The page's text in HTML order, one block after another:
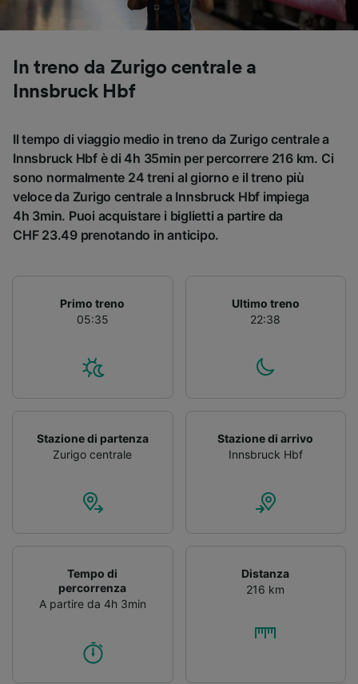
In treno da Zurigo centrale a
Innsbruck Hbf
Il tempo di viaggio medio in treno da Zurigo centrale a
Innsbruck Hbf è di 4h 35min per percorrere 216 km. Ci
sono normalmente 24 treni al giorno e il treno più
veloce da Zurigo centrale a Innsbruck Hbf impiega
4h 3min. Puoi acquistare i biglietti a partire da
CHF 23.49 prenotando in anticipo.
Primo treno
05:35
Ultimo treno
22:38
Stazione di partenza
Zurigo centrale
Stazione di arrivo
Innsbruck Hbf
Tempo di
percorrenza
A partire da 4h 3min
Distanza
216 km
Utilizzare dati di geolocalizzazione precisi.
Scansione attiva delle caratteristiche del
Archiviare informazioni su dispositivo e/o
accedervi. Pubblicità e contenuti
personalizzati, misurazione delle prestazioni
Elenco dei partner (fornitori)